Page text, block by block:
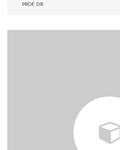
PROF. DR.